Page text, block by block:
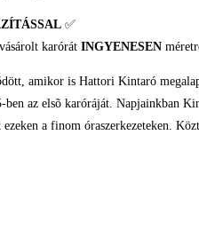
✅
karórát INGYENESEN
amikor is Hattori Kintaró
ben az elsõ karóráját. Napjainkban
a finom óraszerkezeteken.